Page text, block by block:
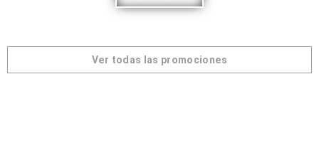
Ver todas las promociones